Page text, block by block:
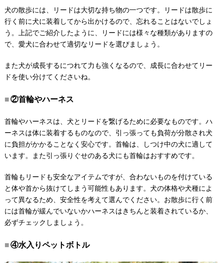
犬の散歩には、リードは大切な持ち物の一つです。リードは散歩に
行く前に犬に装着してから出かけるので、忘れることはないでしょ
う。上記でご紹介したように、リードには様々な種類がありますの
で、愛犬に合わせて適切なリードを選びましょう。
また犬が成長するにつれて力も強くなるので、成長に合わせてリー
ドを使い分けてくださいね。
②首輪やハーネス
首輪やハーネスは、犬とリードを繋げるために必要なものです。ハ
ーネスは体に装着するものなので、引っ張っても負荷が分散され犬
に負担がかかることなく安心です。首輪は、しつけ中の犬に適して
います。また引っ張りぐせのある犬にも首輪はおすすめです。
首輪もリードも安全なアイテムですが、合わないものを付けている
と体や首から抜けてしまう可能性もあります。犬の体格や犬種によ
って異なるため、安全性を考えて選んでください。お散歩に行く前
には首輪が緩んでいないかハーネスはきちんと装着されているか、
必ずチェックしましょう。
④水入りペットボトル